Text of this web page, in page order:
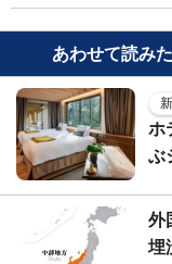
あわせて読み
ホ
ぶ
外
埋